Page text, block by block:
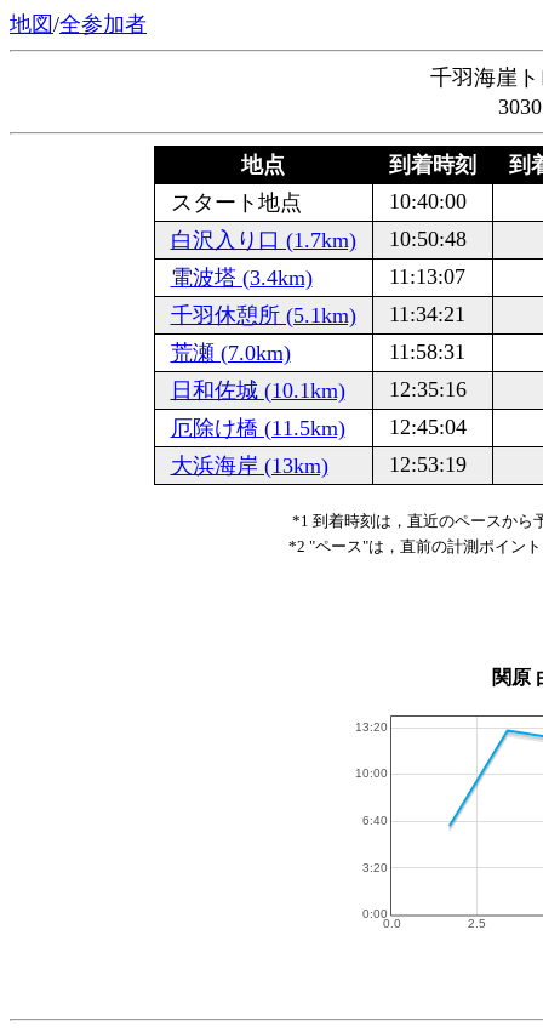
地図/全参加者
千羽海崖
地点 到着時刻
到
スタート地点
10:40:00
白沢入り口 (1.7km)
10:50:48
電波塔 (3.4km)
11:13:07
千羽休憩所 (5.1km)
11:34:21
荒瀬 (7.0km)
11:58:31
日和佐城 (10.1km)
12:35:16
厄除け橋 (11.5km)
12:45:04
大浜海岸 (13km)
12:53:19
*1 到着時刻は，直近のペースから
*2 "ペース"は，直前の計測ポイン
関原